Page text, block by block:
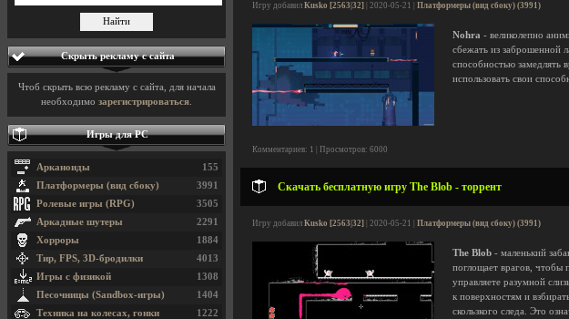
Игру добавил Kusko [2563|32] | 2020-05-21 | Платформеры (вид сбоку) (3991)
Nohra - великолепно
сбежать из заброшенной
способностью замедлять
использовать свои
Комментариев: 1 | Просмотров: 6000
Скачать бесплатную игру The Blob - торрент
Игру добавил Kusko [2563|32] | 2020-05-21 | Платформеры (вид сбоку) (3991)
The Blob - маленький
поглощает врагов, чтобы
управляете разумной
к поверхностям и
скользкого следа. Это
Скрыть рекламу с сайта
Чтоб скрыть всю рекламу с сайта, для начала
необходимо зарегистрироваться
Игры для PC
155
Арканоиды
3991
Платформеры (вид сбоку)
3505
Ролевые игры (RPG)
2291
Аркадные шутеры
1884
Хорроры
4013
Тир, FPS, 3D-бродилки
1308
Игры с физикой
1404
Песочницы (Sandbox-игры)
1222
Техника на колесах, гонки